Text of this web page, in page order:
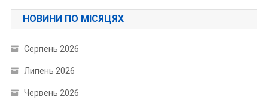
НОВИНИ ПО МІСЯЦЯХ
Серпень 2026
Липень 2026
Червень 2026